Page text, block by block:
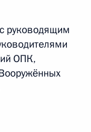
руководящим
ОПК,